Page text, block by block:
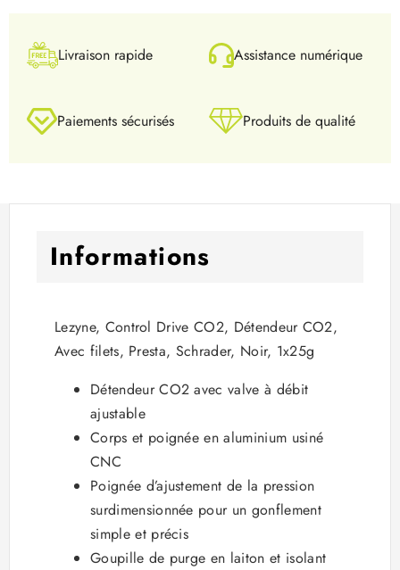
Livraison rapide Assistance numérique
Paiements sécurisés Produits de qualité
Informations
Lezyne, Control Drive CO2, Détendeur CO2,
Avec filets, Presta, Schrader, Noir, 1x25g
Détendeur CO2 avec valve à débit
ajustable
Corps et poignée en aluminium usiné
CNC
Poignée d’ajustement de la pression
surdimensionnée pour un gonflement
simple et précis
Goupille de purge en laiton et isolant